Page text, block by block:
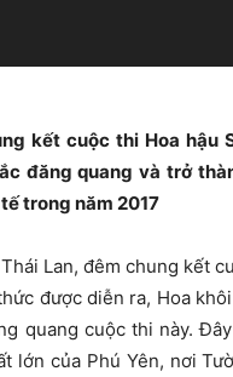
kết cuộc thi Hoa hậu
đăng quang và trở
trong năm 2017
Lan, đêm chung kết
được diễn ra, Hoa
quang cuộc thi này.
lớn của Phú Yên, nơi